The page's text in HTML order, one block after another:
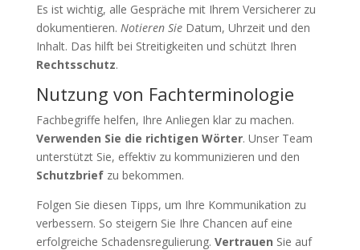
Es ist wichtig, alle Gespräche mit Ihrem Versicherer zu
dokumentieren. Notieren SieDatum, Uhrzeit und den
Inhalt. Das hilft bei Streitigkeiten und schützt Ihren
Rechtsschutz.
Nutzung von Fachterminologie
Fachbegriffe helfen, Ihre Anliegen klar zu machen.
Verwenden Sie die richtigen Wörter. Unser Team
unterstützt Sie, effektiv zu kommunizieren und den
Schutzbriefzu bekommen.
Folgen Sie diesen Tipps, um Ihre Kommunikation zu
verbessern. So steigern Sie Ihre Chancen auf eine
erfolgreiche Schadensregulierung. Vertrauen Sie auf